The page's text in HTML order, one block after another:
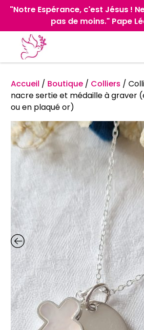
"Notre Espérance, c'est Jésus !
pas de moins." Pape
Accueil / Boutique / Colliers /
nacre sertie et médaille à graver
ou en plaqué or)